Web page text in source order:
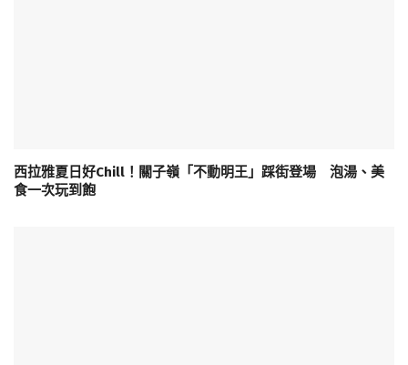
西拉雅夏日好Chill！關子嶺「不動明王」踩街登場 泡湯、美
食一次玩到飽